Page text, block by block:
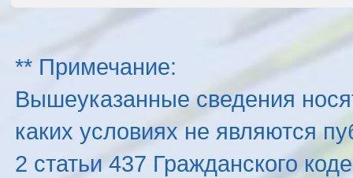
** Примечание:
Вышеуказанные сведения
каких условиях не являются
2 статьи 437 Гражданского